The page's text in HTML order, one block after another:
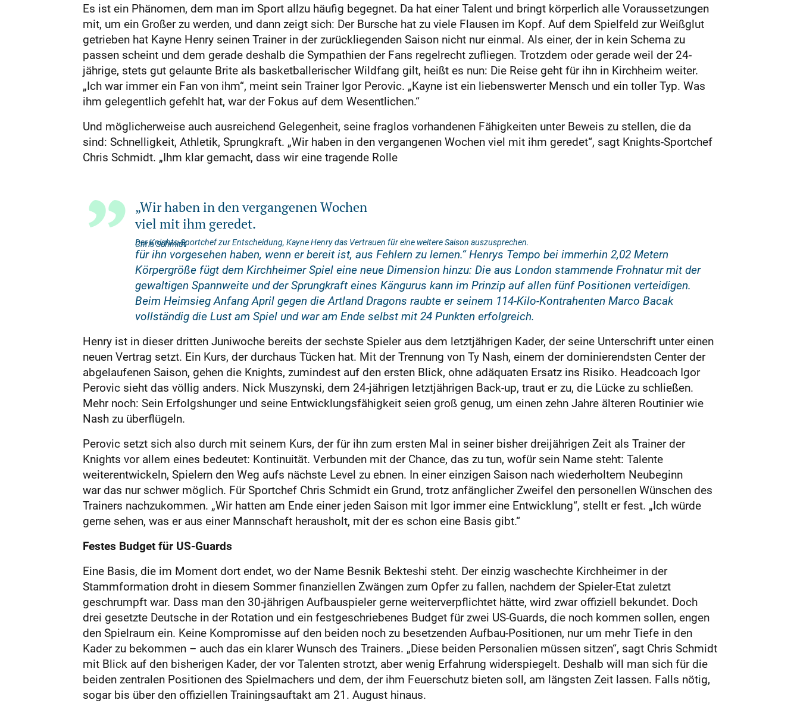
Es ist ein Phänomen, dem man im Sport allzu häufig begegnet. Da hat einer Talent und bringt körperlich alle Voraussetzungen
mit, um ein Großer zu werden, und dann zeigt sich: Der Bursche hat zu viele Flausen im Kopf. Auf dem Spielfeld zur Weißglut
getrieben hat Kayne Henry seinen Trainer in der zurückliegenden Saison nicht nur einmal. Als einer, der in kein Schema zu
passen scheint und dem gerade deshalb die Sympathien der Fans regelrecht zufliegen. Trotzdem oder gerade weil der 24-
jährige, stets gut gelaunte Brite als basketballerischer Wildfang gilt, heißt es nun: Die Reise geht für ihn in Kirchheim weiter.
„Ich war immer ein Fan von ihm“, meint sein Trainer Igor Perovic. „Kayne ist ein liebenswerter Mensch und ein toller Typ. Was
ihm gelegentlich gefehlt hat, war der Fokus auf dem Wesentlichen.“
Und möglicherweise auch ausreichend Gelegenheit, seine fraglos vorhandenen Fähigkeiten unter Beweis zu stellen, die da
sind: Schnelligkeit, Athletik, Sprungkraft. „Wir haben in den vergangenen Wochen viel mit ihm geredet“, sagt Knights-Sportchef
Chris Schmidt. „Ihm klar gemacht, dass wir eine tragende Rolle
„Wir haben in den vergangenen Wochen
viel mit ihm geredet.
Chris Schmidt
Der Knights-Sportchef zur Entscheidung, Kayne Henry das Vertrauen für eine weitere Saison auszusprechen.
für ihn vorgesehen haben, wenn er bereit ist, aus Fehlern zu lernen.“ Henrys Tempo bei immerhin 2,02 Metern
Körpergröße fügt dem Kirchheimer Spiel eine neue Dimension hinzu: Die aus London stammende Frohnatur mit der
gewaltigen Spannweite und der Sprungkraft eines Kängurus kann im Prinzip auf allen fünf Positionen verteidigen.
Beim Heimsieg Anfang April gegen die Artland Dragons raubte er seinem 114-Kilo-Kontrahenten Marco Bacak
vollständig die Lust am Spiel und war am Ende selbst mit 24 Punkten erfolgreich.
Henry ist in dieser dritten Juniwoche bereits der sechste Spieler aus dem letztjährigen Kader, der seine Unterschrift unter einen
neuen Vertrag setzt. Ein Kurs, der durchaus Tücken hat. Mit der Trennung von Ty Nash, einem der dominierendsten Center der
abgelaufenen Saison, gehen die Knights, zumindest auf den ersten Blick, ohne adäquaten Ersatz ins Risiko. Headcoach Igor
Perovic sieht das völlig anders. Nick Muszynski, dem 24-jährigen letztjährigen Back-up, traut er zu, die Lücke zu schließen.
Mehr noch: Sein Erfolgshunger und seine Entwicklungsfähigkeit seien groß genug, um einen zehn Jahre älteren Routinier wie
Nash zu überflügeln.
Perovic setzt sich also durch mit seinem Kurs, der für ihn zum ersten Mal in seiner bisher dreijährigen Zeit als Trainer der
Knights vor allem eines bedeutet: Kontinuität. Verbunden mit der Chance, das zu tun, wofür sein Name steht: Talente
weiterentwickeln, Spielern den Weg aufs nächste Level zu ebnen. In einer einzigen Saison nach wiederholtem Neubeginn
war das nur schwer möglich. Für Sportchef Chris Schmidt ein Grund, trotz anfänglicher Zweifel den personellen Wünschen des
Trainers nachzukommen. „Wir hatten am Ende einer jeden Saison mit Igor immer eine Entwicklung“, stellt er fest. „Ich würde
gerne sehen, was er aus einer Mannschaft herausholt, mit der es schon eine Basis gibt.“
Festes Budget für US-Guards
Eine Basis, die im Moment dort endet, wo der Name Besnik Bekteshi steht. Der einzig waschechte Kirchheimer in der
Stammformation droht in diesem Sommer finanziellen Zwängen zum Opfer zu fallen, nachdem der Spieler-Etat zuletzt
geschrumpft war. Dass man den 30-jährigen Aufbauspieler gerne weiterverpflichtet hätte, wird zwar offiziell bekundet. Doch
drei gesetzte Deutsche in der Rotation und ein festgeschriebenes Budget für zwei US-Guards, die noch kommen sollen, engen
den Spielraum ein. Keine Kompromisse auf den beiden noch zu besetzenden Aufbau-Positionen, nur um mehr Tiefe in den
Kader zu bekommen – auch das ein klarer Wunsch des Trainers. „Diese beiden Personalien müssen sitzen“, sagt Chris ­Schmidt
mit Blick auf den bisherigen Kader, der vor Talenten strotzt, aber wenig Erfahrung widerspiegelt. Deshalb will man sich für die
beiden zentralen Positionen des Spielmachers und dem, der ihm Feuerschutz bieten soll, am längsten Zeit lassen. Falls nötig,
sogar bis über den offiziellen Trainingsauftakt am 21. August hinaus.